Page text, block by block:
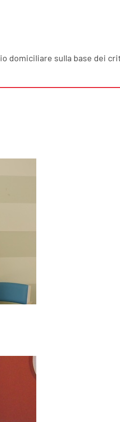
domiciliare sulla base dei